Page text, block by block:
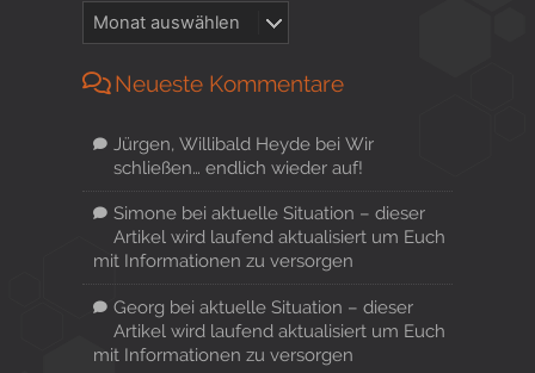
Neueste Kommentare
Jürgen, Willibald Heydebei Wir
schließen… endlich wieder auf!
Simonebei aktuelle Situation – dieser
Artikel wird laufend aktualisiert um Euch
mit Informationen zu versorgen
Georg bei aktuelle Situation – dieser
Artikel wird laufend aktualisiert um Euch
mit Informationen zu versorgen